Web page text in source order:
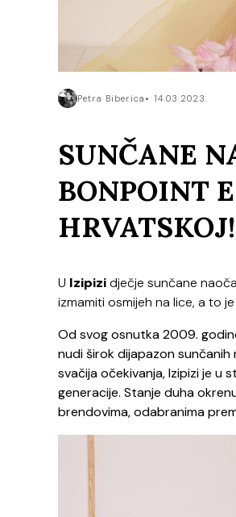
Petra Biberica 14.03.2023.
SUNČANE
BONPOINT
HRVATSKOJ!
U Izipizidječje sunčane
izmamiti osmijeh na lice, a to
Od svog osnutka 2009.
nudi širok dijapazon
svačija očekivanja, Izipizi je u
generacije. Stanje duha
brendovima, odabranima